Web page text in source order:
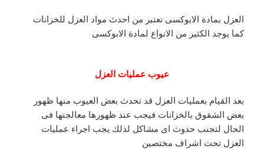
العزل بمادة الابوكسى تعتبر من احدث مواد العزل للخزانات
كما يوجد الكثير من الانواع لمادة الابوكسى
عيوب عمليات العزل
بعد القيام بعمليات العزل قد تحدث بعض العيوب منها ظهور
بعض الشقوق بالخزانات فيجب عند ظهورها معالجتها فى
الحال لتجنب حدوث اى مشاكل لذلك يجب اجراء عمليات
العزل تحت اشراف مختصين